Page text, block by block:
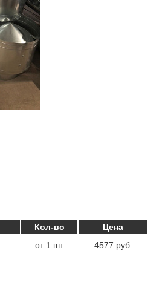
Кол-во
Цена
от 1 шт 4577 руб.